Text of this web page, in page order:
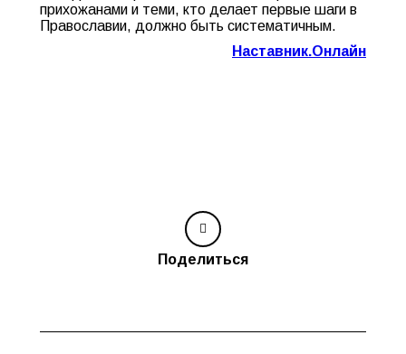
прихожанами и теми, кто делает первые шаги в
Православии, должно быть систематичным.
Наставник.Онлайн
Поделиться